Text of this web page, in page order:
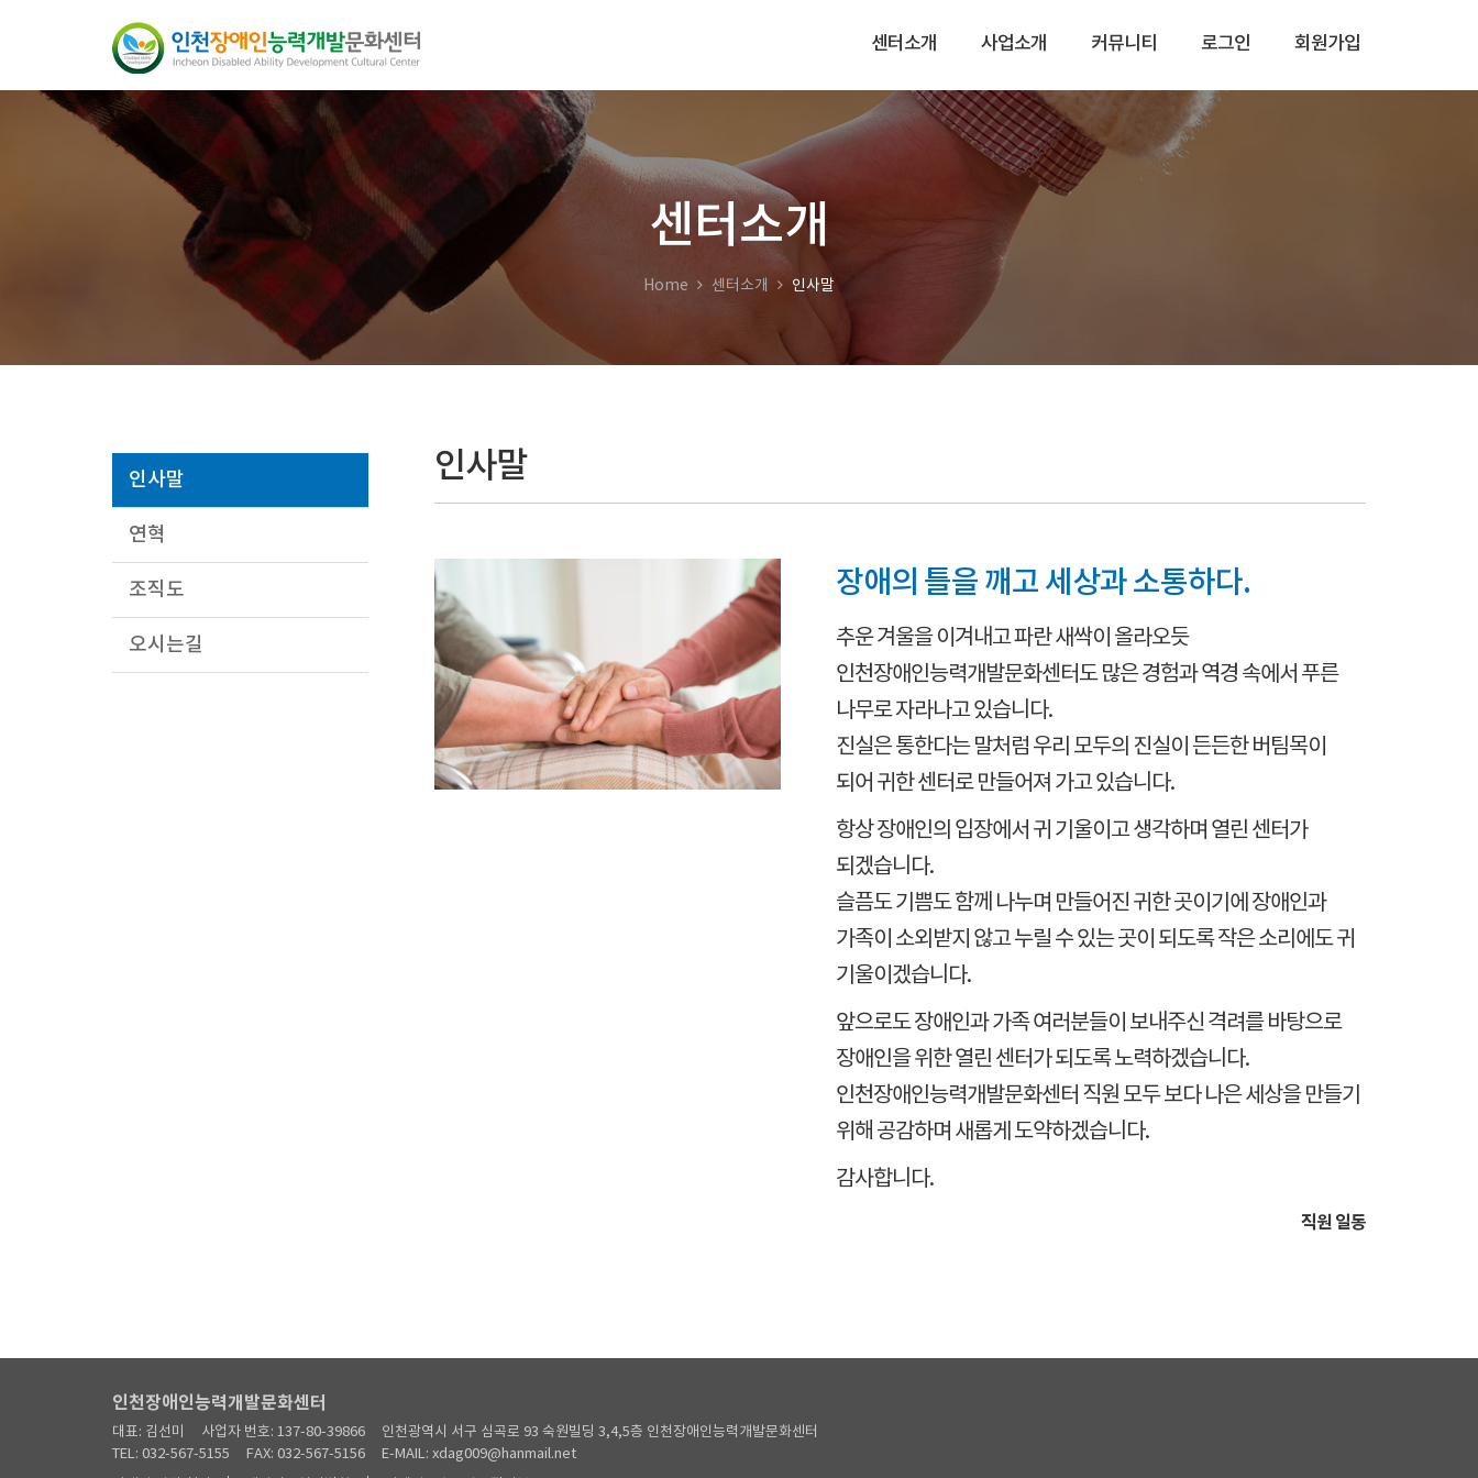
센터소개 사업소개 커뮤니티 로그인 회원가입
센터소개
Home 센터소개 인사말
인사말
연혁
조직도
오시는길
인사말
장애의 틀을 깨고 세상과 소통하다.
추운 겨울을 이겨내고 파란 새싹이 올라오듯
인천장애인능력개발문화센터도 많은 경험과 역경 속에서 푸른
나무로 자라나고 있습니다.
진실은 통한다는 말처럼 우리 모두의 진실이 든든한 버팀목이
되어 귀한 센터로 만들어져 가고 있습니다.
항상 장애인의 입장에서 귀 기울이고 생각하며 열린 센터가
되겠습니다.
슬픔도 기쁨도 함께 나누며 만들어진 귀한 곳이기에 장애인과
가족이 소외받지 않고 누릴 수 있는 곳이 되도록 작은 소리에도 귀
기울이겠습니다.
앞으로도 장애인과 가족 여러분들이 보내주신 격려를 바탕으로
장애인을 위한 열린 센터가 되도록 노력하겠습니다.
인천장애인능력개발문화센터 직원 모두 보다 나은 세상을 만들기
위해 공감하며 새롭게 도약하겠습니다.
감사합니다.
직원 일동
인천장애인능력개발문화센터
대표: 김선미 사업자 번호: 137-80-39866
인천광역시 서구 심곡로 93 숙원빌딩 3,4,5층 인천장애인능력개발문화센터
TEL: 032-567-5155
FAX: 032-567-5156
E-MAIL: xdag009@hanmail.net